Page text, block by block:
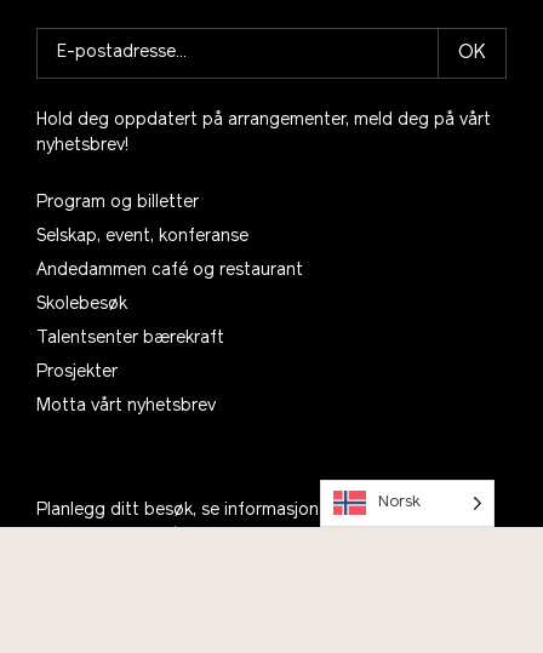
OK
Hold deg oppdatert på arrangementer, meld deg på vårt
nyhetsbrev!
Program og billetter
Selskap, event, konferanse
Andedammen café og restaurant
Skolebesøk
Talentsenter bærekraft
Prosjekter
Motta vårt nyhetsbrev
Planlegg ditt besøk, se informasjon om åpningstider,
Norsk